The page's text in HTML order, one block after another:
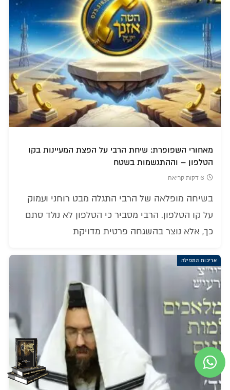
מאחורי השפופרת: שיחת הרבי על הפצת המעיינות בקו
הטלפון – וההתגשמות בשטח
6 דקות קריאה
בשיחה מופלאה של הרבי התגלה מבט רוחני ועמוק
על קו הטלפון. הרבי מסביר כי הטלפון לא נולד סתם
כך, אלא נוצר בהשגחה פרטית מדויקת
אריכות התפילה